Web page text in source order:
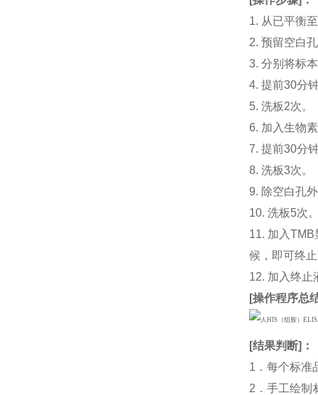
1. 从已平衡
2. 预留空白
3. 分别将标
4. 提前30分
5. 洗板2次。
6. 加入生物
7. 提前30分
8. 洗板3次。
9. 除空白孔
10. 洗板5次
11. 加入
候，即可终
12. 加入终止
[操作程序总
[结果判断]：
1．每个标准
2．手工绘制